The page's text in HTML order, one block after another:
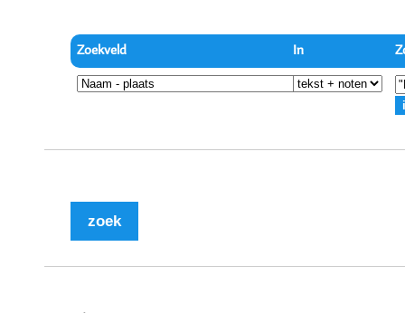
Zoekveld In